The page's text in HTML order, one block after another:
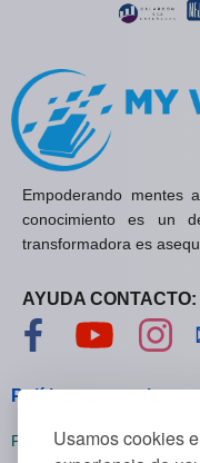
Usamos cookies
Empoderando mentes
conocimiento es un
transformadora es
AYUDA CONTACTO:
Visítanos enVisítanos
Políticas generales
Políticas de privacidad